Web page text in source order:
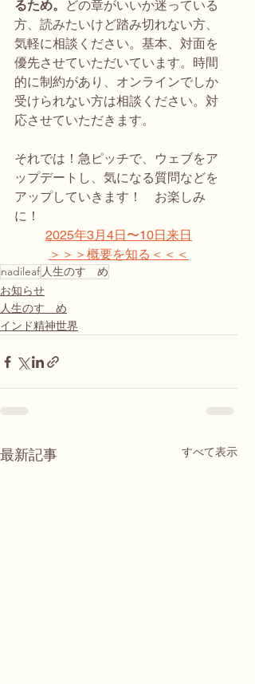
るため。
どの章がいいか迷っている
方、読みたいけど踏み切れない方、
気軽に相談ください。基本、対面を
優先させていただいています。時間
的に制約があり、オンラインでしか
受けられない方は相談ください。対
応させていただきます。
それでは！急ピッチで、ウェブをア
ップデートし、気になる質問などを
アップしていきます！　お楽しみ
に！
2025年3月4日〜10日来日
＞＞＞概要を知る＜＜＜
nadileaf 人生のすゝめ
お知らせ
人生のすゝめ
インド精神世界
最新記事 すべて表示